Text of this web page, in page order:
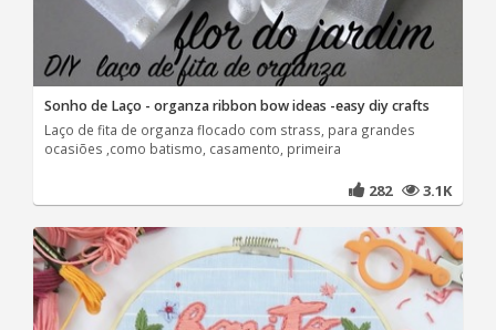
Sonho de Laço - organza ribbon bow ideas -easy diy crafts
Laço de fita de organza flocado com strass, para grandes
ocasiões ,como batismo, casamento, primeira
282 3.1K